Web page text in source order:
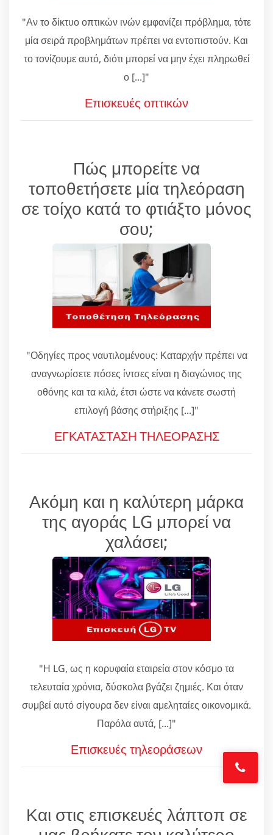
"Αν το δίκτυο οπτικών ινών εμφανίζει πρόβλημα, τότε
μία σειρά προβλημάτων πρέπει να εντοπιστούν. Και
το τονίζουμε αυτό, διότι μπορεί να μην έχει πληρωθεί
ο [...]"
Επισκευές οπτικών
Πώς μπορείτε να
τοποθετήσετε μία τηλεόραση
σε τοίχο κατά το φτιάξτο μόνος
σου;
"Οδηγίες προς ναυτιλομένους: Καταρχήν πρέπει να
αναγνωρίσετε πόσες ίντσες είναι η διαγώνιος της
οθόνης και τα κιλά, έτσι ώστε να κάνετε σωστή
επιλογή βάσης στήριξης [...]"
ΕΓΚΑΤΑΣΤΑΣΗ ΤΗΛΕΟΡΑΣΗΣ
Ακόμη και η καλύτερη μάρκα
της αγοράς LG μπορεί να
χαλάσει;
"Η LG, ως η κορυφαία εταιρεία στον κόσμο τα
τελευταία χρόνια, δύσκολα βγάζει ζημιές. Και όταν
συμβεί αυτό σίγουρα δεν είναι αμεληταίες οικονομικά.
Παρόλα αυτά, [...]"
Επισκευές τηλεοράσεων
Και στις επισκευές λάπτοπ σε